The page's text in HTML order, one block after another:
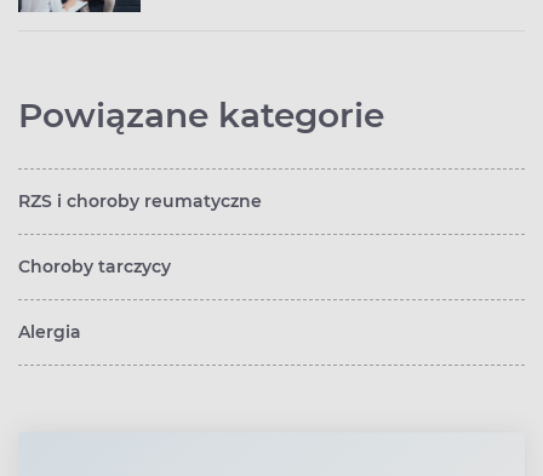
Powiązane kategorie
RZS i choroby reumatyczne
Choroby tarczycy
Alergia